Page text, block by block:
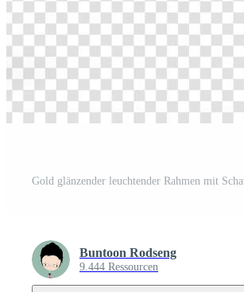
Buntoon Rodseng
9.444 Ressourcen